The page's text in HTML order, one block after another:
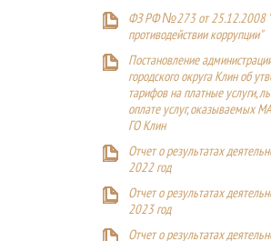
ФЗ РФ №273 от 25.12.2008
противодействии коррупции"
Постановление
городского округа Клин об
тарифов на платные услуги,
оплате услуг, оказываемых
ГО Клин
Отчет о результатах
2022 год
Отчет о результатах
2023 год
Отчет о результатах